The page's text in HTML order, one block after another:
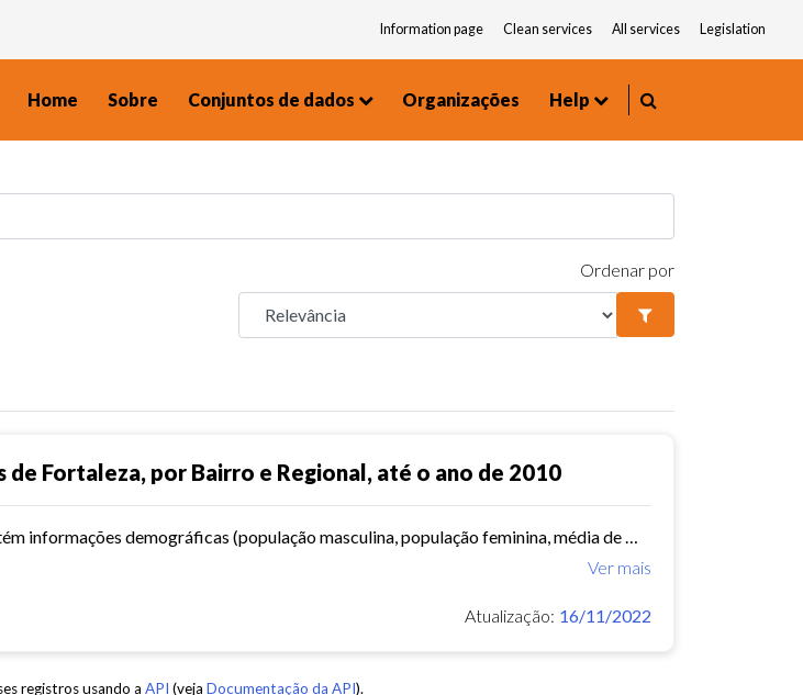
Information page Clean services All services Legislation
Home Sobre Conjuntos de dados Organizações Help
Ordenar por
de Fortaleza, por Bairro e Regional, até o ano de 2010
Este conjunto de dados contém informações demográficas (população masculina, população feminina, média de moradores por domicílio, etc) para cada bairro e regional de Fortaleza...
Ver mais
Atualização: 16/11/2022
registros usando a API (veja Documentação da API).